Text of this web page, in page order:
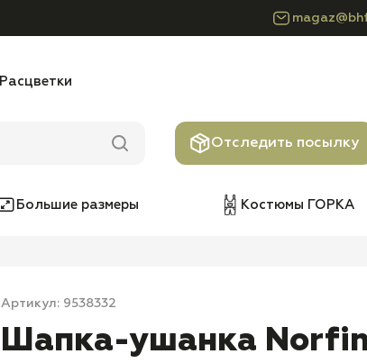
Расцветки
Отследить посылку
Большие размеры Костюмы ГОРКА
Артикул: 9538332
Шапка-ушанка Norfin